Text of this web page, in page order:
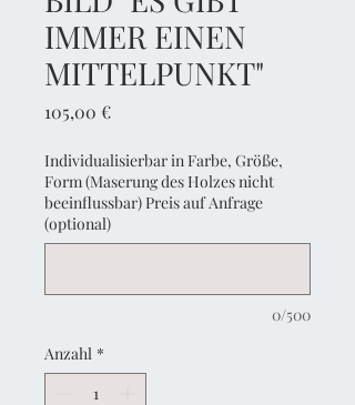
IMMER EINEN
MITTELPUNKT"
105,00 €Preis
Individualisierbar in Farbe, Größe,
Form (Maserung des Holzes nicht
beeinflussbar) Preis auf Anfrage
(optional)
0/500
Anzahl *